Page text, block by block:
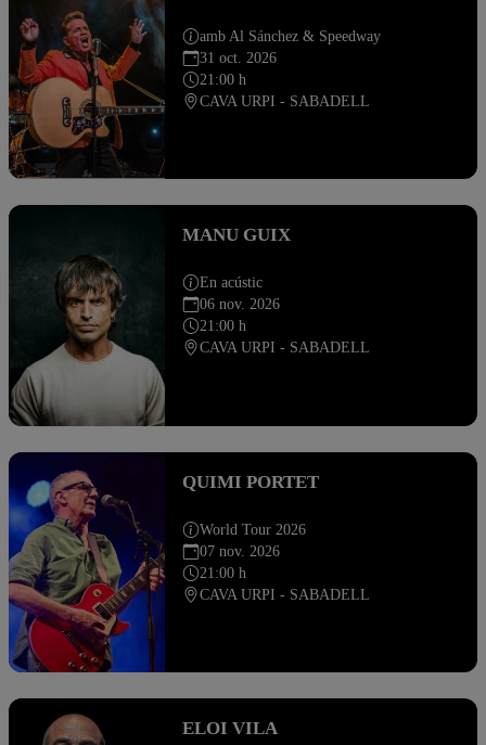
amb Al Sánchez & Speedway
31 oct. 2026
21:00 h
CAVA URPI - SABADELL
MANU GUIX
En acústic
06 nov. 2026
21:00 h
CAVA URPI - SABADELL
QUIMI PORTET
World Tour 2026
07 nov. 2026
21:00 h
CAVA URPI - SABADELL
ELOI VILA